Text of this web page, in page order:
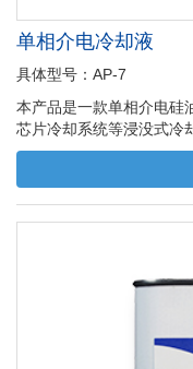
单相介电冷却液
具体型号：AP-7
本产品是一款单相介电硅
芯片冷却系统等浸没式冷